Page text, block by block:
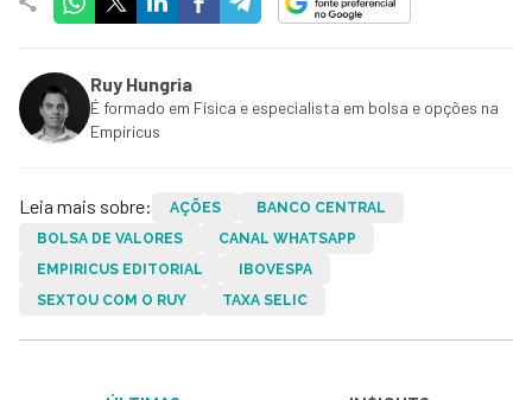
Ruy Hungria
É formado em Física e especialista em bolsa e opções na
Empiricus
Leia mais sobre: AÇÕES
BANCO CENTRAL
BOLSA DE VALORES
CANAL WHATSAPP
EMPIRICUS EDITORIAL
IBOVESPA
SEXTOU COM O RUY
TAXA SELIC